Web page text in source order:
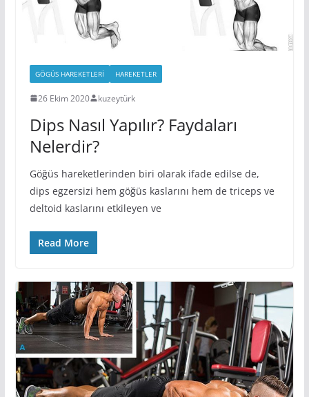
GÖGÜS HAREKETLERI HAREKETLER
26 Ekim 2020 kuzeytürk
Dips Nasıl Yapılır? Faydaları
Nelerdir?
Göğüs hareketlerinden biri olarak ifade edilse de,
dips egzersizi hem göğüs kaslarını hem de triceps ve
deltoid kaslarını etkileyen ve
Read More